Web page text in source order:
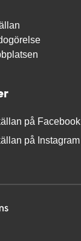
på Facebook
på Instagram